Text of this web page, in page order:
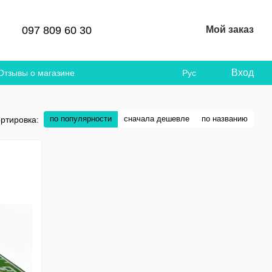
097 809 60 30 Мой заказ
о магазине Рус Вход
по популярности сначала дешевле по названию